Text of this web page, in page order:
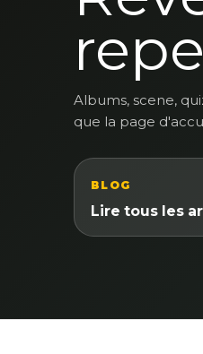
Albums, scene,
que la page
BLOG
Lire tous les